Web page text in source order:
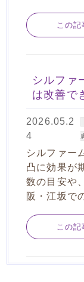
この
シルファ
は改善で
2026.05.2
4
シルファー
凸に効果が
数の目安や
阪・江坂で
この